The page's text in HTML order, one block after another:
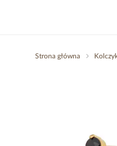
Strona główna